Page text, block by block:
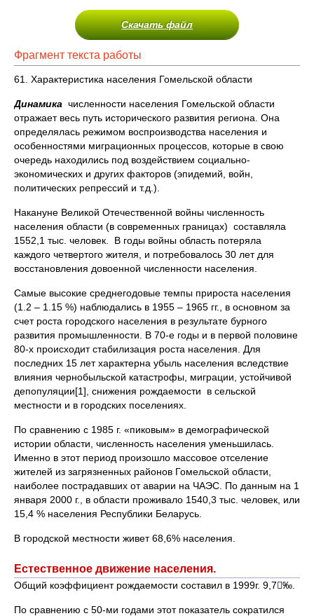
Скачать файл
Фрагмент текста работы
61. Характеристика населения Гомельской области
Динамика численности населения Гомельской области
отражает весь путь исторического развития региона. Она
определялась режимом воспроизводства населения и
особенностями миграционных процессов, которые в свою
очередь находились под воздействием социально-
экономических и других факторов (эпидемий, войн,
политических репрессий и т.д.).
Накануне Великой Отечественной войны численность
населения области (в современных границах) составляла
1552,1 тыс. человек. В годы войны область потеряла
каждого четвертого жителя, и потребовалось 30 лет для
восстановления довоенной численности населения.
Самые высокие среднегодовые темпы прироста населения
(1.2 – 1.15 %) наблюдались в 1955 – 1965 гг., в основном за
счет роста городского населения в результате бурного
развития промышленности. В 70-е годы и в первой половине
80-х происходит стабилизация роста населения. Для
последних 15 лет характерна убыль населения вследствие
влияния чернобыльской катастрофы, миграции, устойчивой
депопуляции[1], снижения рождаемости в сельской
местности и в городских поселениях.
По сравнению с 1985 г. «пиковым» в демографической
истории области, численность населения уменьшилась.
Именно в этот период произошло массовое отселение
жителей из загрязненных районов Гомельской области,
наиболее пострадавших от аварии на ЧАЭС. По данным на 1
января 2000 г., в области проживало 1540,3 тыс. человек, или
15,4 % населения Республики Беларусь.
В городской местности живет 68,6% населения.
Естественное движение населения.
Общий коэффициент рождаемости составил в 1999г. 9,7‰.
По сравнению с 50-ми годами этот показатель сократился